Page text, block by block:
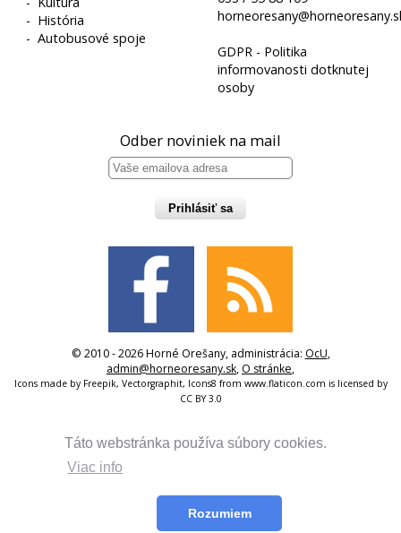
Táto webstránka používa súbory cookies.
Viac info
Rozumiem
- História
-Autobusové spoje
GDPR - Politika
informovanosti dotknutej
osoby
Odber noviniek na mail
Prihlásiť sa
© 2010 - 2026 Horné Orešany, administrácia: OcU,
admin@horneoresany.sk, O stránke,
Icons made by Freepik, Vectorgraphit, Icons8 from www.flaticon.com is licensed by
CC BY 3.0